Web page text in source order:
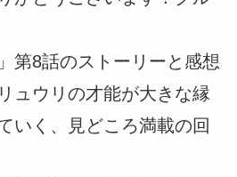
第8話のストーリーと感想
ュウリの才能が大きな縁
いく、見どころ満載の回